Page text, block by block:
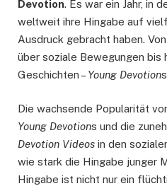
Devotion. Es war ein Jahr, in
weltweit ihre Hingabe auf
Ausdruck gebracht haben.
über soziale Bewegungen bis
Geschichten – Young Devotion
Die wachsende Popularität
Young Devotions und die
Devotion Videos in den
wie stark die Hingabe junger
Hingabe ist nicht nur ein